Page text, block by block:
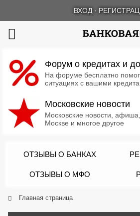
ВХОД ·
Форум о кредитах и
На форуме бесплатно
ситуациях с вашими
Московские новости
Московские новости,
Москве и многое другое
ОТЗЫВЫ О БАНКАХ
ОТЗЫВЫ О МФО
Главная страница